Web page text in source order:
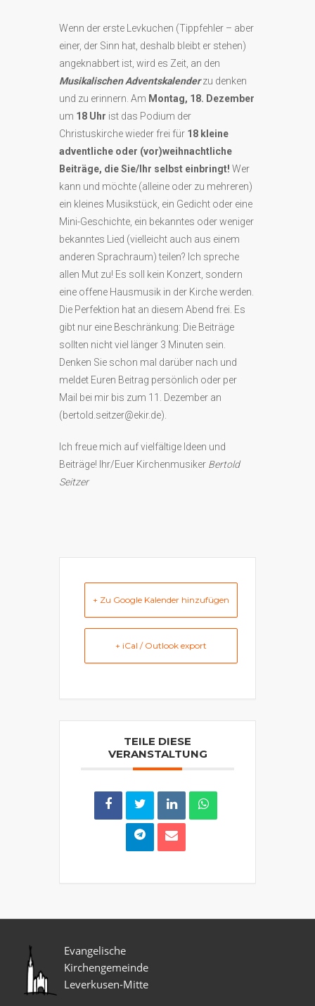
Wenn der erste Levkuchen (Tippfehler – aber
einer, der Sinn hat, deshalb bleibt er stehen)
angeknabbert ist, wird es Zeit, an den
Musikalischen Adventskalenderzu denken
und zu erinnern. Am Montag, 18. Dezember
um 18 Uhr ist das Podium der
Christuskirche wieder frei für 18 kleine
adventliche oder (vor)weihnachtliche
Beiträge, die Sie/Ihr selbst einbringt! Wer
kann und möchte (alleine oder zu mehreren)
ein kleines Musikstück, ein Gedicht oder eine
Mini-Geschichte, ein bekanntes oder weniger
bekanntes Lied (vielleicht auch aus einem
anderen Sprachraum) teilen? Ich spreche
allen Mut zu! Es soll kein Konzert, sondern
eine offene Hausmusik in der Kirche werden.
Die Perfektion hat an diesem Abend frei. Es
gibt nur eine Beschränkung: Die Beiträge
sollten nicht viel länger 3 Minuten sein.
Denken Sie schon mal darüber nach und
meldet Euren Beitrag persönlich oder per
Mail bei mir bis zum 11. Dezember an
(bertold.seitzer@ekir.de).
Ich freue mich auf vielfältige Ideen und
Beiträge! Ihr/Euer Kirchenmusiker Bertold
Seitzer
+ Zu Google Kalender hinzufügen
+ iCal / Outlook export
TEILE DIESE
VERANSTALTUNG
Evangelische
Kirchengemeinde
Leverkusen-Mitte